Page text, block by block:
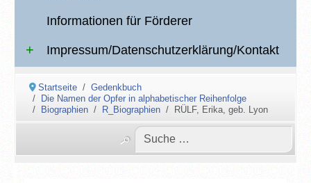
Informationen für Förderer
Impressum/Datenschutzerklärung/Kontakt
Startseite
Gedenkbuch
Die Namen der Opfer in alphabetischer Reihenfolge
Biographien
R_Biographien RÜLF, Erika, geb. Lyon